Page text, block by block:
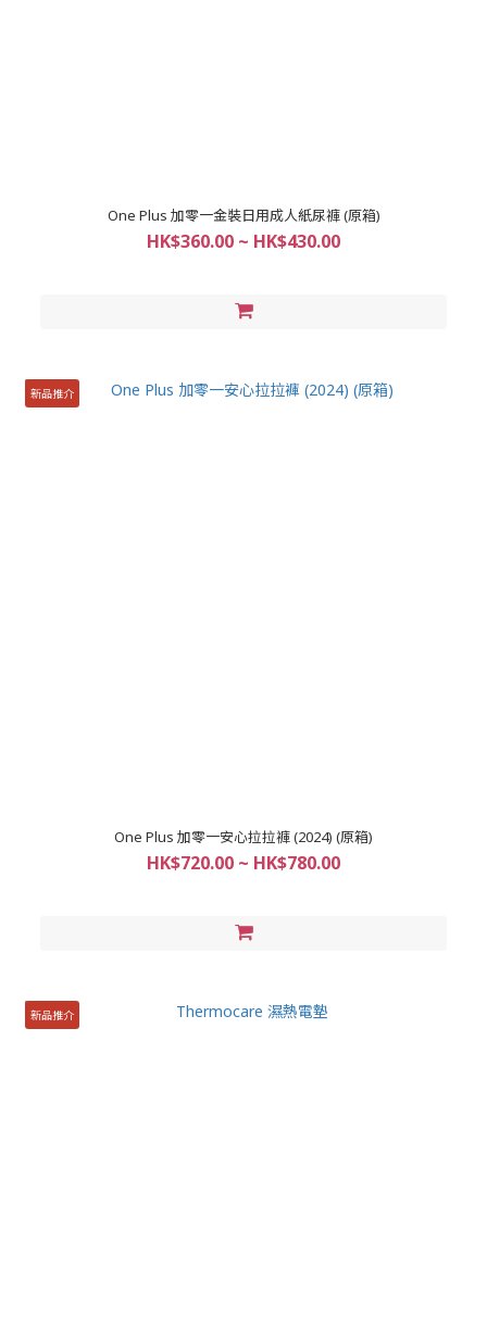
One Plus 加零一金裝日用成人紙尿褲 (原箱)
HK$360.00 ~ HK$430.00
新品推介
One Plus 加零一安心拉拉褲 (2024) (原箱)
HK$720.00 ~ HK$780.00
新品推介